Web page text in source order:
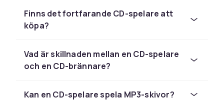
Stationära och bärbara
Stationära CD-spelare integreras i ditt HiFi-
utgångar. Bärbara CD-spelare passar dig som
Finns det fortfarande CD-spelare att
köpa?
Vad är skillnaden mellan en CD-spelare
och en CD-brännare?
Kan en CD-spelare spela MP3-skivor?